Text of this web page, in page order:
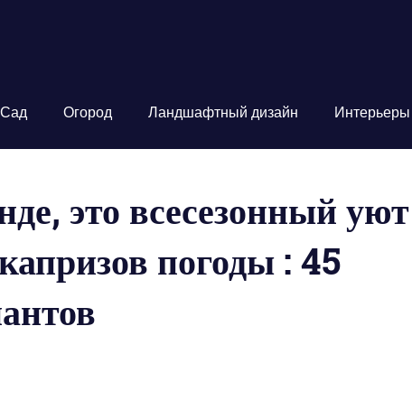
Сад Огород Ландшафтный дизайн Интерьеры
это всесезонный уют
погоды : 45